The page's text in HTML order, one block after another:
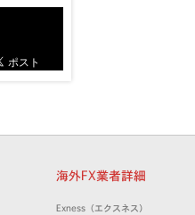
海外FX業者詳細
Exness（エクスネス）